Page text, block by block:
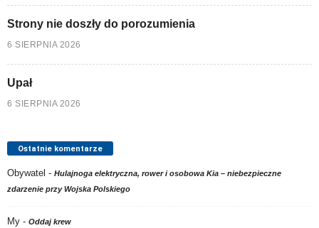
Strony nie doszły do porozumienia
6 SIERPNIA 2026
Upał
6 SIERPNIA 2026
Ostatnie komentarze
Obywatel - Hulajnoga elektryczna, rower i osobowa Kia – niebezpieczne
zdarzenie przy Wojska Polskiego
My - Oddaj krew